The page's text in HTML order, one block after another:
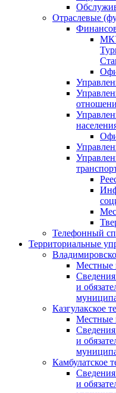
Отраслевые
Телефонный
Территориальные
Местные
и
Казгулакское
Местные
и
Камбулатское
и